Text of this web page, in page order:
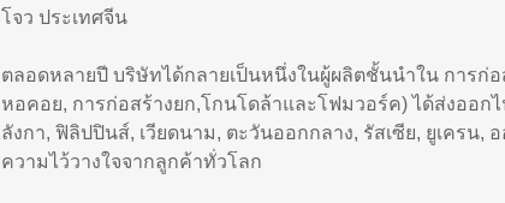
โจว ประเทศจีน
ตลอดหลายปี บริษัทได้กลายเป็นหนึ่งในผู้ผลิตชั้นนําใน การก่
หอคอย, การก่อสร้างยก,โกนโดล้าและโฟมวอร์ค) ได้ส่งออก
ลังกา, ฟิลิปปินส์, เวียดนาม, ตะวันออกกลาง, รัสเซีย, ยูเครน
ความไว้วางใจจากลูกค้าทั่วโลก